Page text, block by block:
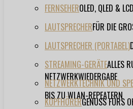
FERNSEHEROLED, QLED &
LAUTSPRECHERFÜR DIE
LAUTSPRECHER (PORTABEL)
STREAMING-GERÄTEALLES
NETZWERKWIEDERGABE
NETZWERKTECHNIK UND
BIS ZU WLAN-REPEATERN
KOPFHÖRERGENUSS FÜRS